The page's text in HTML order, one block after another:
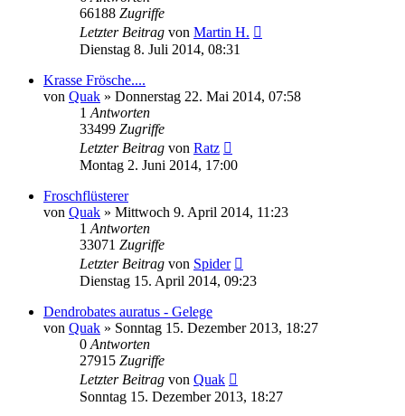
66188 Zugriffe
Letzter Beitrag von Martin H.
Dienstag 8. Juli 2014, 08:31
Krasse Frösche....
von Quak » Donnerstag 22. Mai 2014, 07:58
1 Antworten
33499 Zugriffe
Letzter Beitrag von Ratz
Montag 2. Juni 2014, 17:00
Froschflüsterer
von Quak » Mittwoch 9. April 2014, 11:23
1 Antworten
33071 Zugriffe
Letzter Beitrag von Spider
Dienstag 15. April 2014, 09:23
Dendrobates auratus - Gelege
von Quak » Sonntag 15. Dezember 2013, 18:27
0 Antworten
27915 Zugriffe
Letzter Beitrag von Quak
Sonntag 15. Dezember 2013, 18:27